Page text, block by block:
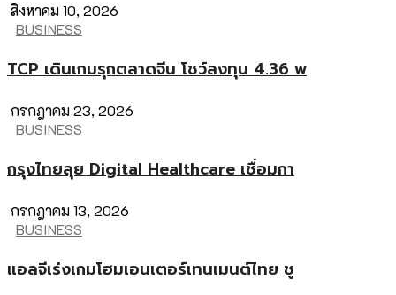
สิงหาคม 10, 2026
BUSINESS
TCP เดินเกมรุกตลาดจีน โชว์ลงทุน 4.36 พ
กรกฎาคม 23, 2026
BUSINESS
กรุงไทยลุย Digital Healthcare เชื่อมกา
กรกฎาคม 13, 2026
BUSINESS
แอลจีเร่งเกมโฮมเอนเตอร์เทนเมนต์ไทย ชู